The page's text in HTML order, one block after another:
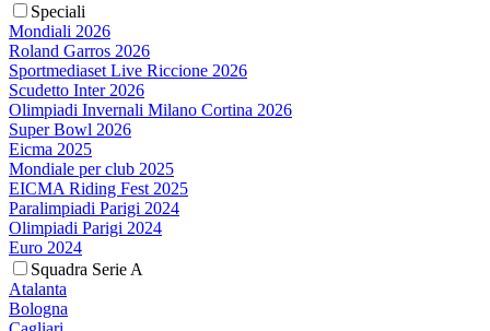
Speciali
Mondiali 2026
Roland Garros 2026
Sportmediaset Live Riccione 2026
Scudetto Inter 2026
Olimpiadi Invernali Milano Cortina 2026
Super Bowl 2026
Eicma 2025
Mondiale per club 2025
EICMA Riding Fest 2025
Paralimpiadi Parigi 2024
Olimpiadi Parigi 2024
Euro 2024
Squadra Serie A
Atalanta
Bologna